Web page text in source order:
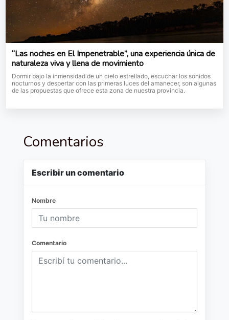
“Las noches en El Impenetrable”, una experiencia única de
naturaleza viva y llena de movimiento
Dormir bajo la inmensidad de un cielo estrellado, escuchar los sonidos
nocturnos y despertar con las primeras luces del amanecer, son algunas
de las propuestas que ofrece esta zona de nuestra provincia.
Comentarios
Escribir un comentario
Nombre
Comentario